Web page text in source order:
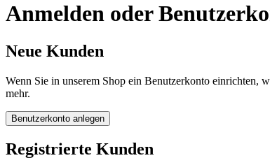
Anmelden oder
Neue Kunden
Wenn Sie in unserem Shop ein Benutzerkonto einrichten,
mehr.
Benutzerkonto anlegen
Registrierte Kunden